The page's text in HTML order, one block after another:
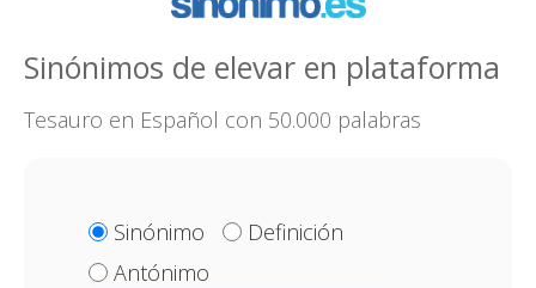
Sinónimos de elevar en plataforma
Tesauro en Español con 50.000 palabras
Sinónimo
Definición
Antónimo